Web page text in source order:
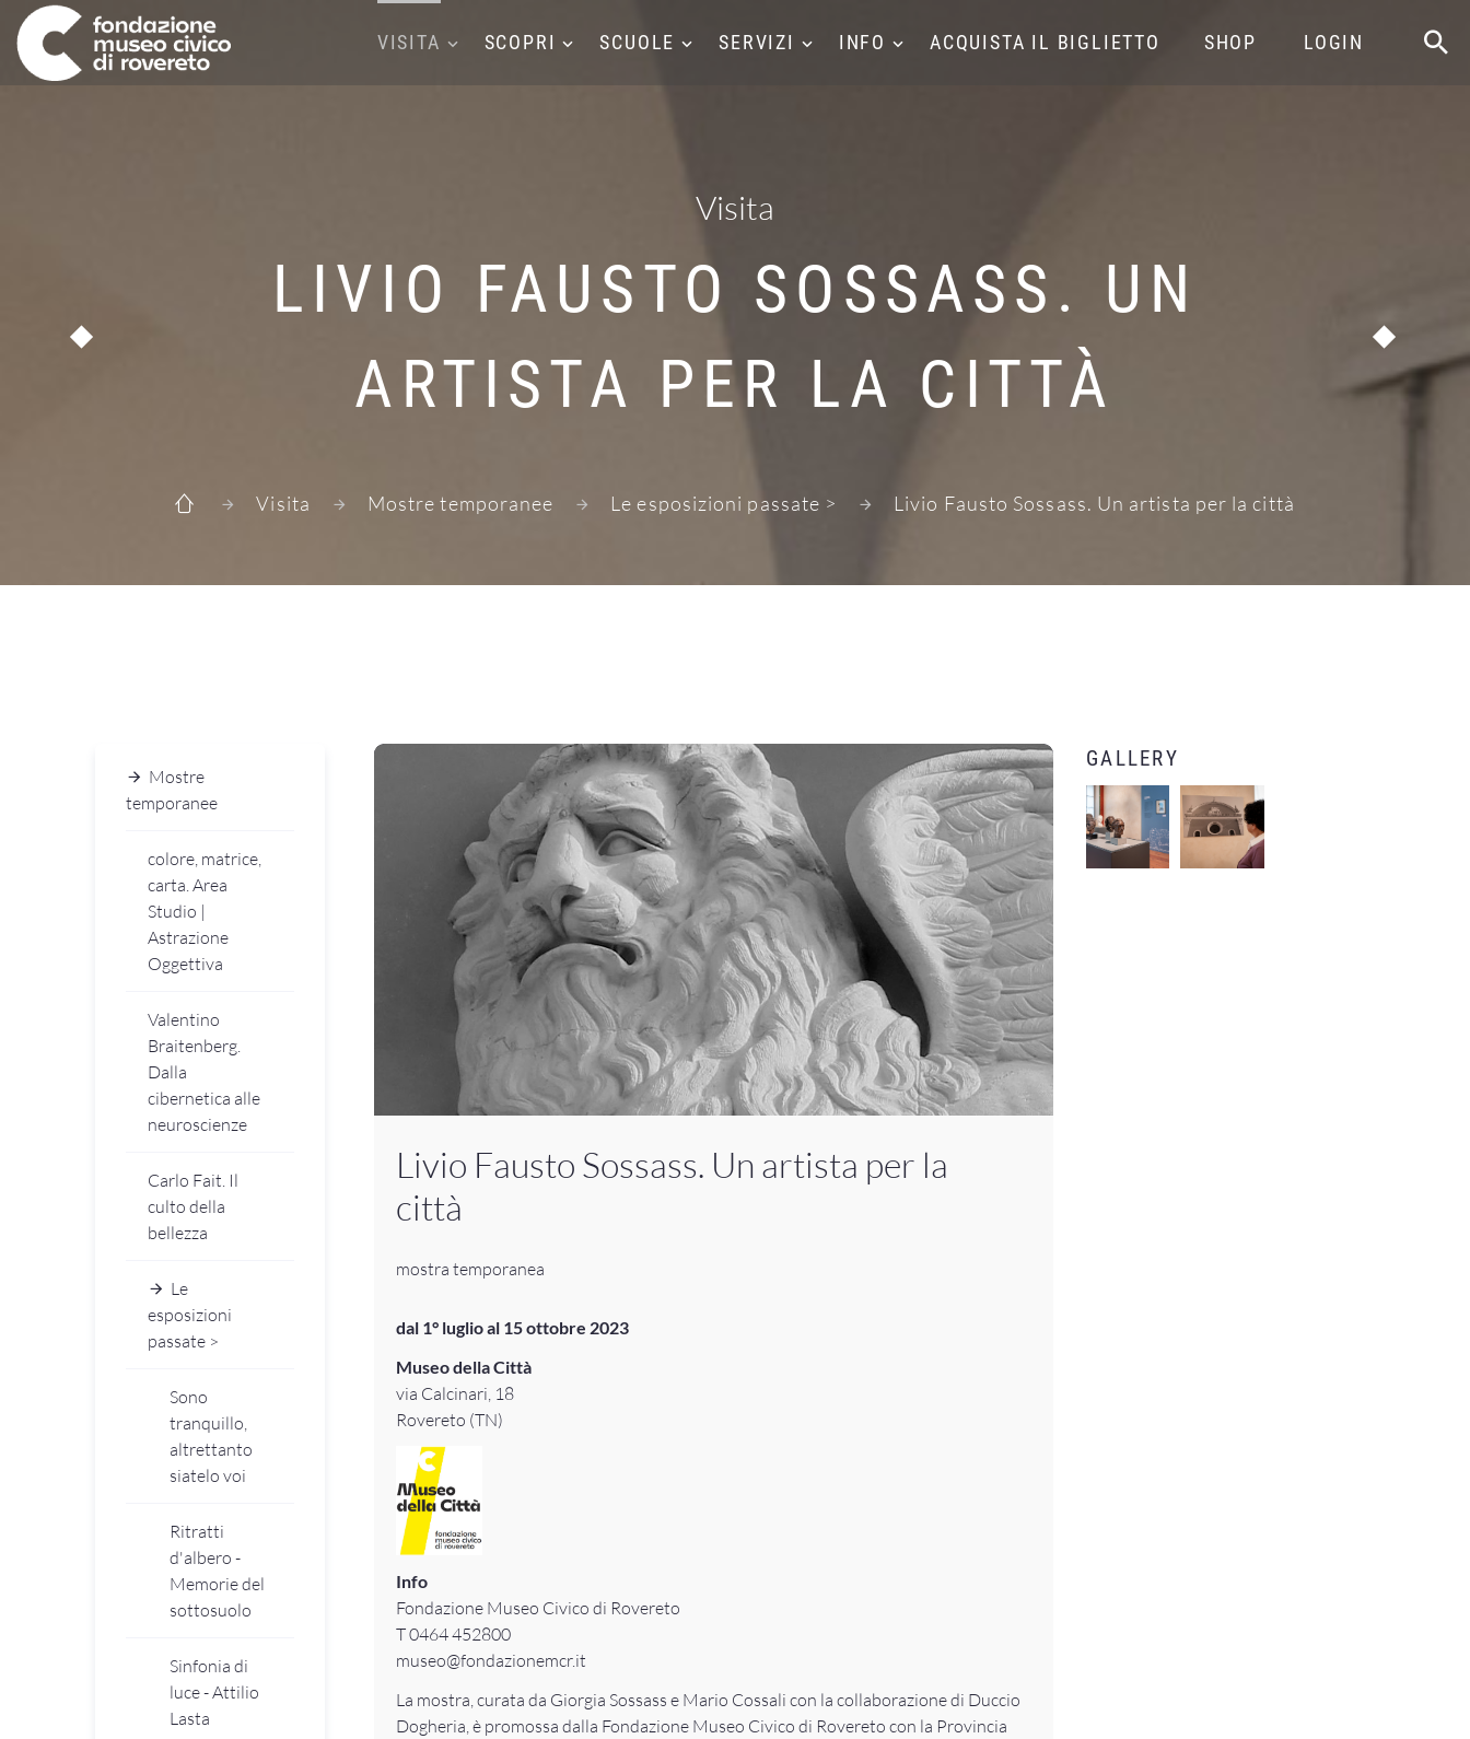
VISITA SCOPRI SCUOLE SERVIZI INFO ACQUISTA IL BIGLIETTO SHOP LOGIN
Visita
LIVIO FAUSTO SOSSASS. UN
ARTISTA PER LA CITTÀ
Visita Mostre temporanee Le esposizioni passate > Livio Fausto Sossass. Un artista per la città
Mostre
temporanee
colore, matrice,
carta. Area
Studio |
Astrazione
Oggettiva
Valentino
Braitenberg.
Dalla
cibernetica alle
neuroscienze
Carlo Fait. Il
culto della
bellezza
Le
esposizioni
passate >
Sono
tranquillo,
altrettanto
siatelo voi
Ritratti
d'albero -
Memorie del
sottosuolo
Sinfonia di
luce - Attilio
Lasta
Livio Fausto Sossass. Un artista per la
città
mostra temporanea
dal 1° luglio al 15 ottobre 2023
Museo della Città
via Calcinari, 18
Rovereto (TN)
Info
Fondazione Museo Civico di Rovereto
T 0464 452800
museo@fondazionemcr.it
La mostra, curata da Giorgia Sossass e Mario Cossali con la collaborazione di Duccio
Dogheria, è promossa dalla Fondazione Museo Civico di Rovereto con la Provincia
GALLERY